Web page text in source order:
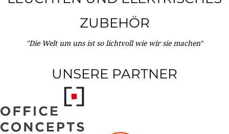
ZUBEHÖR
"Die Welt um uns ist so lichtvoll wie wir sie machen"
UNSERE PARTNER